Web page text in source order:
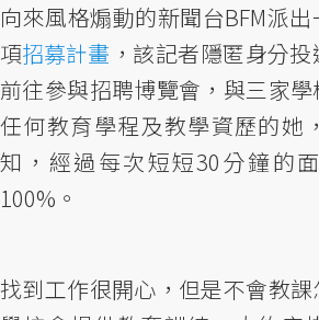
向來風格煽動的新聞台BFM派
項招募計畫 ，該記者隱匿身分
前往參與招聘博覽會，與三家
任何教育學程及教學資歷的她
知，經過每次短短30分鐘的
100%。
找到工作很開心，但是不會教課